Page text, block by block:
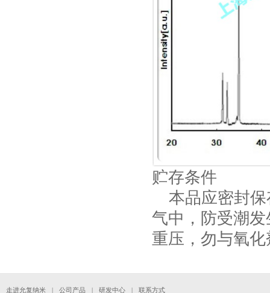
贮存条件
本品应密封保
气中，防受潮
重压，勿与氧
走进允复纳米 | 公司产品 | 研发中心 | 联系方式